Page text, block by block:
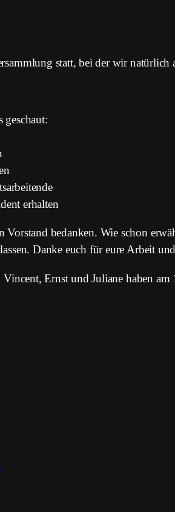
statt, bei der wir
geschaut:
erhalten
bedanken. Wie schon
Danke euch für eure Arbeit
Ernst und Juliane haben